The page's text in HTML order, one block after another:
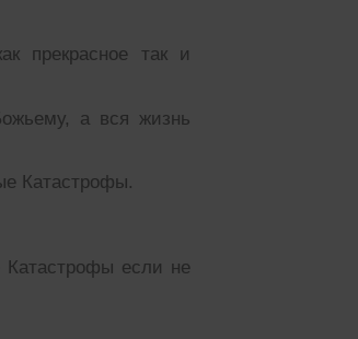
прекрасное так и
а вся жизнь
Катастрофы.
Катастрофы если не